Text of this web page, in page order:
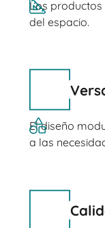
Los productos
del espacio.
El diseño
a las